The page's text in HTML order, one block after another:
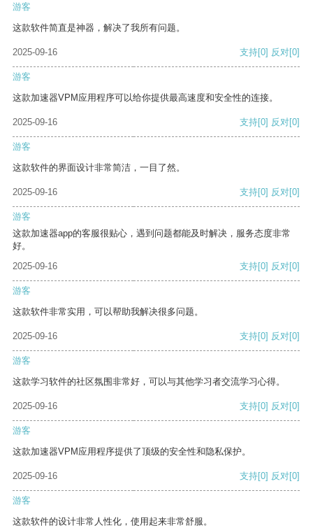
游客
这款软件简直是神器，解决了我所有问题。
2025-09-16 支持[0] 反对[0]
游客
这款加速器VPM应用程序可以给你提供最高速度和安全性的连接。
2025-09-16 支持[0] 反对[0]
游客
这款软件的界面设计非常简洁，一目了然。
2025-09-16 支持[0] 反对[0]
游客
这款加速器app的客服很贴心，遇到问题都能及时解决，服务态度非常
好。
2025-09-16
支持[0] 反对[0]
游客
这款软件非常实用，可以帮助我解决很多问题。
2025-09-16 支持[0] 反对[0]
游客
这款学习软件的社区氛围非常好，可以与其他学习者交流学习心得。
2025-09-16 支持[0] 反对[0]
游客
这款加速器VPM应用程序提供了顶级的安全性和隐私保护。
2025-09-16 支持[0] 反对[0]
游客
这款软件的设计非常人性化，使用起来非常舒服。